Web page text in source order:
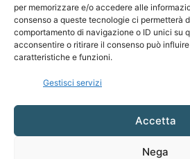
per memorizzare e/o accedere alle
consenso a queste tecnologie ci permetterà
comportamento di navigazione o ID unici su
acconsentire o ritirare il consenso può
caratteristiche e funzioni.
Gestisci servizi
Accetta
Nega